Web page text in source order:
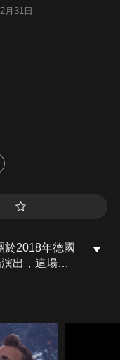
月31日
於2018年德國
出，這場演